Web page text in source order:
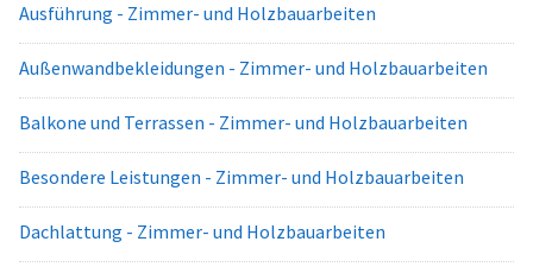
Ausführung - Zimmer- und Holzbauarbeiten
Außenwandbekleidungen - Zimmer- und Holzbauarbeiten
Balkone und Terrassen - Zimmer- und Holzbauarbeiten
Besondere Leistungen - Zimmer- und Holzbauarbeiten
Dachlattung - Zimmer- und Holzbauarbeiten